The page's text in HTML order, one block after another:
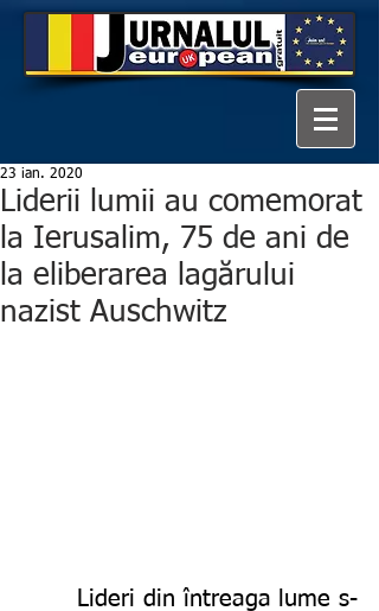
Liderii lumii au comemorat
la Ierusalim, 75 de ani de
la eliberarea lagărului
nazist Auschwitz
23 ian. 2020